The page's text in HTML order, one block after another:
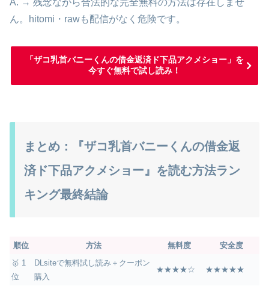
A. → 残念ながら合法的な完全無料の方法は存在しませ
ん。hitomi・rawも配信がなく危険です。
「ザコ乳首バニーくんの借金返済ド下品アクメショー」を
今すぐ無料で試し読み！
まとめ：『ザコ乳首バニーくんの借金返
済ド下品アクメショー』を読む方法ラン
キング最終結論
順位 方法 無料度
安全度
🥇 1
位
DLsiteで無料試し読み＋クーポン
購入
★★★★☆ ★★★★★